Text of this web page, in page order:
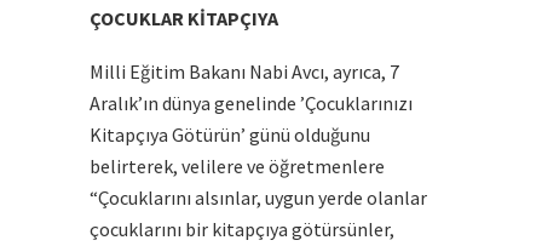
ÇOCUKLAR KİTAPÇIYA
Milli Eğitim Bakanı Nabi Avcı, ayrıca, 7
Aralık’ın dünya genelinde ’Çocuklarınızı
Kitapçıya Götürün’ günü olduğunu
belirterek, velilere ve öğretmenlere
“Çocuklarını alsınlar, uygun yerde olanlar
çocuklarını bir kitapçıya götürsünler,